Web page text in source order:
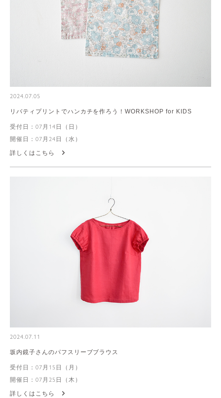
2024.07.05
リバティプリントでハンカチを作ろう！WORKSHOP for KIDS
受付日：07月14日（日）
開催日：07月24日（水）
詳しくはこちら
2024.07.11
坂内鏡子さんのパフスリーブブラウス
受付日：07月15日（月）
開催日：07月25日（木）
詳しくはこちら